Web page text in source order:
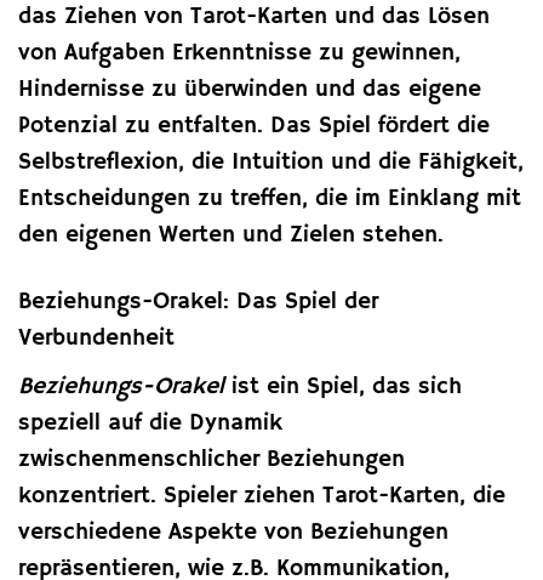
das Ziehen von Tarot-Karten und das Lösen
von Aufgaben Erkenntnisse zu gewinnen,
Hindernisse zu überwinden und das eigene
Potenzial zu entfalten. Das Spiel fördert die
Selbstreflexion, die Intuition und die Fähigkeit,
Entscheidungen zu treffen, die im Einklang mit
den eigenen Werten und Zielen stehen.
Beziehungs-Orakel: Das Spiel der
Verbundenheit
Beziehungs-Orakelist ein Spiel, das sich
speziell auf die Dynamik
zwischenmenschlicher Beziehungen
konzentriert. Spieler ziehen Tarot-Karten, die
verschiedene Aspekte von Beziehungen
repräsentieren, wie z.B. Kommunikation,